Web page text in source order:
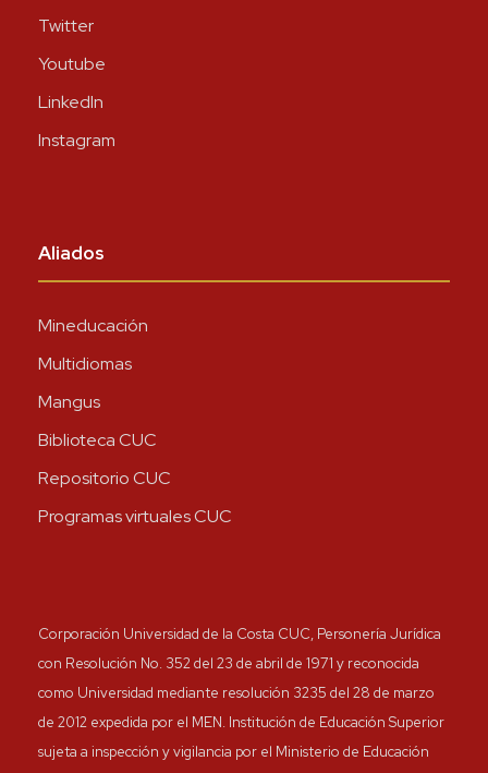
Twitter
Youtube
LinkedIn
Instagram
Aliados
Mineducación
Multidiomas
Mangus
Biblioteca CUC
Repositorio CUC
Programas virtuales CUC
Corporación Universidad de la Costa CUC, Personería Jurídica
con Resolución No. 352 del 23 de abril de 1971 y reconocida
como Universidad mediante resolución 3235 del 28 de marzo
de 2012 expedida por el MEN. Institución de Educación Superior
sujeta a inspección y vigilancia por el Ministerio de Educación